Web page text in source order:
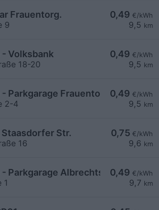
0,49 €/kWh
9,5 km
Frauentorg.
9
0,49 €/kWh
9,5 km
Volksbank
18-20
0,49 €/kWh
9,5 km
Parkgarage Frauentorgasse
2-4
0,75 €/kWh
9,6 km
Staasdorfer Str.
16
0,49 €/kWh
9,7 km
- Parkgarage Albrechtsgasse
1